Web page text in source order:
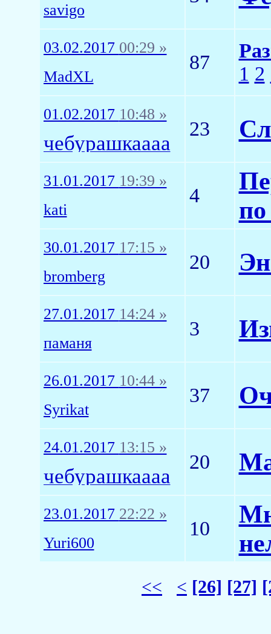
savigo
03.02.2017 00:29 »
MadXL
87
1 2
01.02.2017 10:48 »
чебурашкаааа
23
31.01.2017 19:39 »
kati
4
30.01.2017 17:15 »
bromberg
20
27.01.2017 14:24 »
паманя
3
26.01.2017 10:44 »
Syrikat
37
24.01.2017 13:15 »
чебурашкаааа
20
23.01.2017 22:22 »
Yuri600
10
<< < [26] [27]